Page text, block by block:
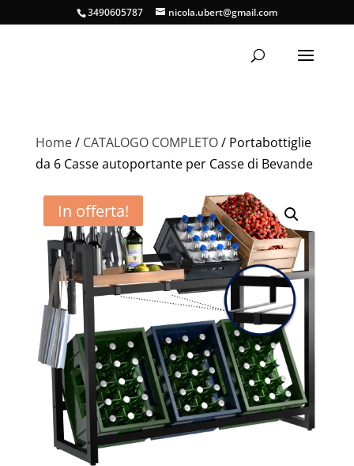
3490605787 nicola.ubert@gmail.com
Home/ CATALOGO COMPLETO/ Portabottiglie
da 6 Casse autoportante per Casse di Bevande
In offerta!